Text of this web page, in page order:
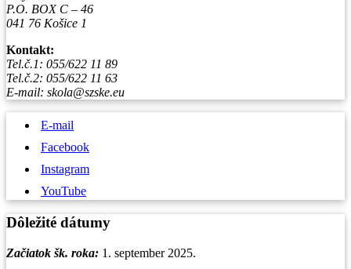
P.O. BOX C – 46
041 76 Košice 1
Kontakt:
Tel.č.1: 055/622 11 89
Tel.č.2: 055/622 11 63
E-mail: skola@szske.eu
E-mail
Facebook
Instagram
YouTube
Dôležité dátumy
Začiatok šk. roka: 1. september 2025.